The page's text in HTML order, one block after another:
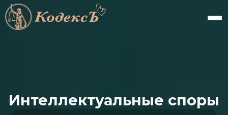
Интеллектуальные споры